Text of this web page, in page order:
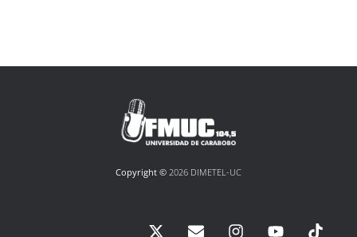
Copyright © 2026 DIMETEL-UC